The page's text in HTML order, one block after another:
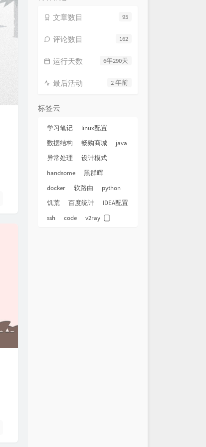
95
文章数目
162
评论数目
6年290天
运行天数
2 年前
最后活动
标签云
学习笔记
linux配置
数据结构
畅购商城
java
异常处理
设计模式
handsome
黑群晖
docker
软路由
python
饥荒
百度统计
IDEA配置
ssh
code v2ray